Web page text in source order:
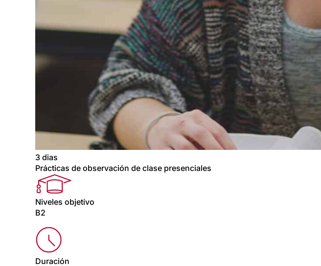
3 dias
Prácticas de observación de clase presenciales
Niveles objetivo
B2
Duración